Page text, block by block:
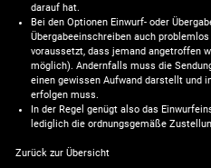
darauf hat.
Bei den Optionen Einwurf- oder
Übergabeeinschreiben auch
voraussetzt, dass jemand angetroffen
möglich). Andernfalls muss die
einen gewissen Aufwand darstellt und
erfolgen muss.
In der Regel genügt also das
lediglich die ordnungsgemäße
Zurück zur Übersicht